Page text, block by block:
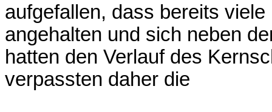
aufgefallen, dass bereits
angehalten und sich neben
hatten den Verlauf des
verpassten daher die